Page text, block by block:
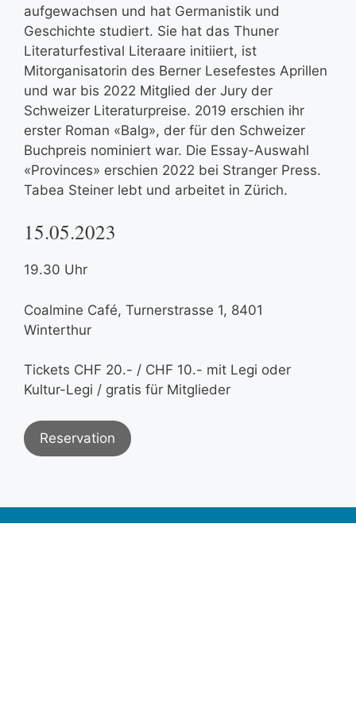
aufgewachsen und hat Germanistik und
Geschichte studiert. Sie hat das Thuner
Literaturfestival Literaare initiiert, ist
Mitorganisatorin des Berner Lesefestes Aprillen
und war bis 2022 Mitglied der Jury der
Schweizer Literaturpreise. 2019 erschien ihr
erster Roman «Balg», der für den Schweizer
Buchpreis nominiert war. Die Essay-Auswahl
«Provinces» erschien 2022 bei Stranger Press.
Tabea Steiner lebt und arbeitet in Zürich.
15.05.2023
19.30 Uhr
Coalmine Café, Turnerstrasse 1, 8401
Winterthur
Tickets CHF 20.- / CHF 10.- mit Legi oder
Kultur-Legi / gratis für Mitglieder
Reservation